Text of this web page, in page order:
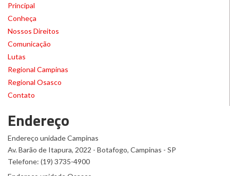
Principal
Conheça
Nossos Direitos
Comunicação
Lutas
Regional Campinas
Regional Osasco
Contato
Endereço
Endereço unidade Campinas
Av. Barão de Itapura, 2022 - Botafogo, Campinas - SP
Telefone: (19) 3735-4900